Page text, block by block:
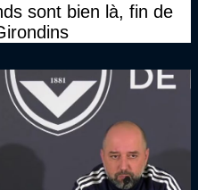
sont bien là, fin de